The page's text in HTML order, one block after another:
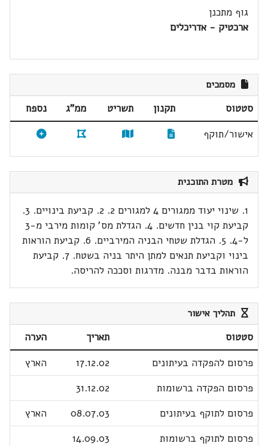
גוף מתכנן
ארכטיק - אדריכלים
מסמכים
סטטוס תקנון תשריט ממ"ג
נספח
אישור/תוקף
מטרת התוכנית
1. שינוי יעוד ממגורים 4 למגורים 2. 2. קביעת בינויים. 3.
קביעת קוי בנין חדשים. 4. הגדלת מס' קומות מירבי מ-3
ל-4. 5. הגדלת שטחי הבניה המירביים. 6. קביעת הוראות
בינוי וקביעת תנאים למתן היתר בניה בשטח. 7. קביעת
הוראות בדבר מבנה. מדרגות וסככה להריסה.
תהליך אישור
סטטוס תאריך
הערה
פרסום להפקדה בעיתונים
17.12.02
הארץ
פרסום הפקדה ברשומות
31.12.02
פרסום לתוקף בעיתונים
08.07.03
הארץ
פרסום לתוקף ברשומות
14.09.03